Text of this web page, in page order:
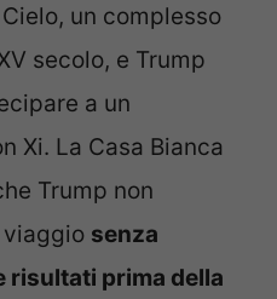
un complesso
secolo, e Trump
a un
Xi. La Casa Bianca
Trump non
senza
risultati prima della